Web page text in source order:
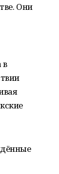
Они
в